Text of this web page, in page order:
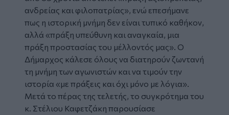
ανδρείας και φιλοπατρίας», ενώ επεσήμανε
πως η ιστορική μνήμη δεν είναι τυπικό καθήκον,
αλλά «πράξη υπεύθυνη και αναγκαία, μια
πράξη προστασίας του μέλλοντός μας». Ο
Δήμαρχος κάλεσε όλους να διατηρούν ζωντανή
τη μνήμη των αγωνιστών και να τιμούν την
ιστορία «με πράξεις και όχι μόνο με λόγια».
Μετά το πέρας της τελετής, το συγκρότημα του
κ. Στέλιου Καφετζάκη παρουσίασε